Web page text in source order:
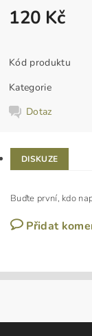
120 Kč
Kód produktu
Kategorie
Dotaz
DISKUZE
Buďte první, kdo
Přidat